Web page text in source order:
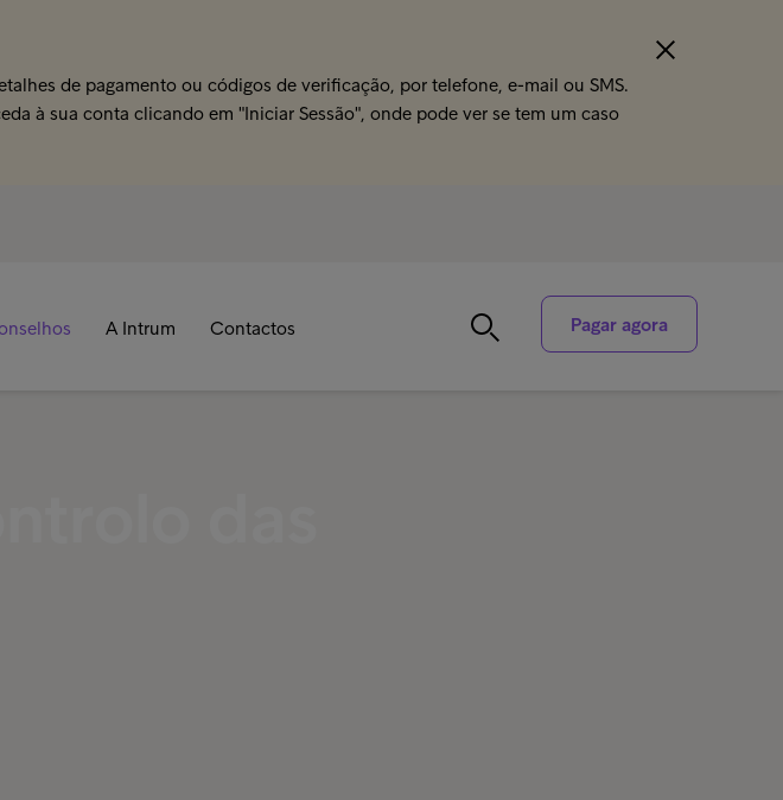
de pagamento ou códigos de verificação, por telefone, e-mail ou SMS.
à sua conta clicando em "Iniciar Sessão", onde pode ver se tem um caso
A Intrum Contactos Pagar agora